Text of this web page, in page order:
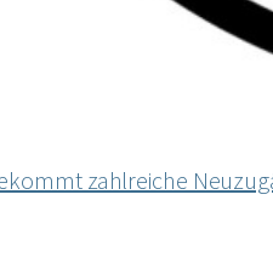
zahlreiche